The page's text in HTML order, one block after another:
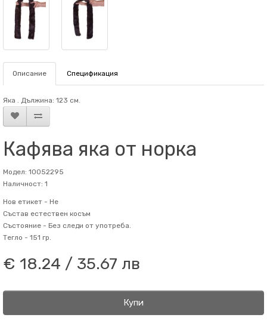
Описание Спецификация
Яка . Дължина: 123 см.
Кафява яка от норка
Модел: 10052295
Наличност: 1
Нов етикет - Не
Състав естествен косъм
Състояние - Без следи от употреба.
Тегло - 151 гр.
€ 18.24 / 35.67 лв
Купи